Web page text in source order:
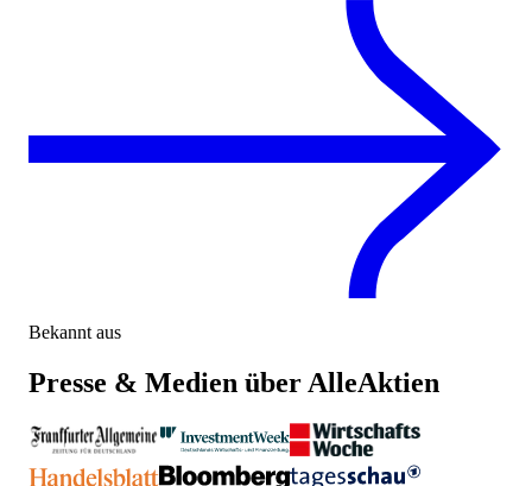
Bekannt aus
Presse & Medien über AlleAktien